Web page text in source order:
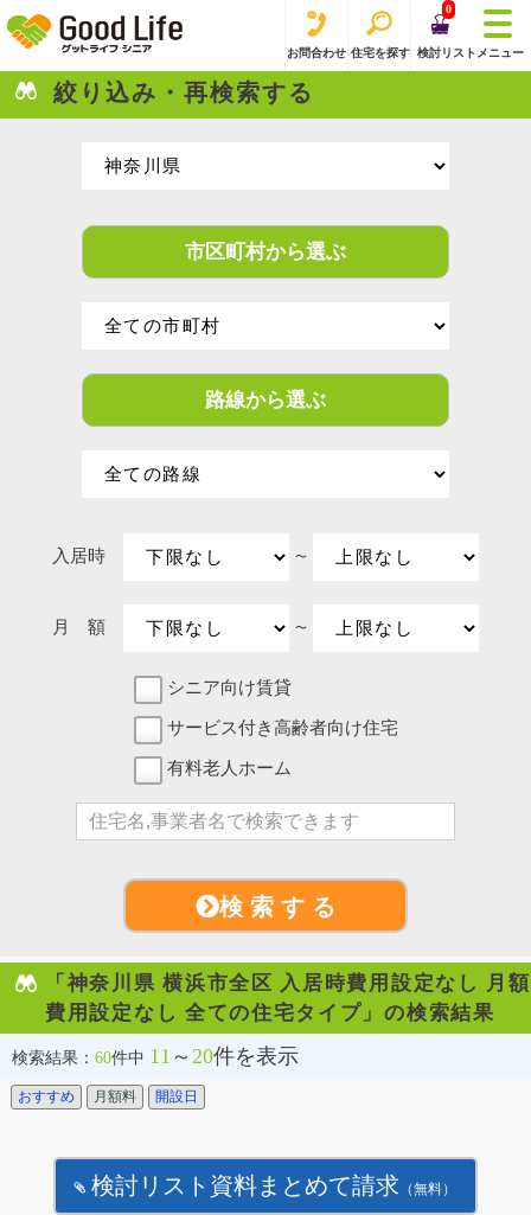
お問合わせ 住宅を探す
0
検討リスト メニュー
絞り込み・再検索する
市区町村から選ぶ
路線から選ぶ
入居時 〜
月 額 〜
シニア向け賃貸
サービス付き高齢者向け住宅
有料老人ホーム
検 索 す る
「神奈川県 横浜市全区 入居時費用設定なし 月額
費用設定なし 全ての住宅タイプ」の検索結果
検索結果： 60件中 11 ～ 20件を表示
おすすめ 月額料 開設日
検討リスト資料まとめて請求 （無料）